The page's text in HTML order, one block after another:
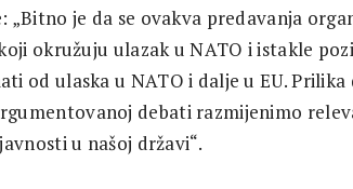
„Bitno je da se ovakva predavanja
okružuju ulazak u NATO i istakle
od ulaska u NATO i dalje u EU.
debati razmijenimo
u našoj državi“.